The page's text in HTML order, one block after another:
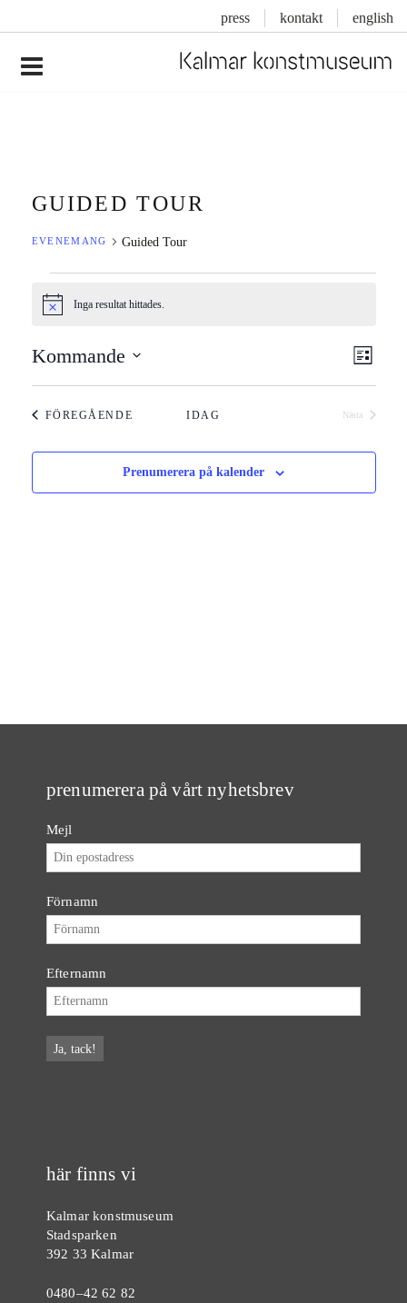
press kontakt english
GUIDED TOUR
EVENEMANG Guided Tour
EVENEMANG
Notis Inga resultat hittades.
VY-
Lista
Kommande
FÖREGÅENDE EVENEMANG
IDAG
Nästa
Prenumerera på kalender
prenumerera på vårt nyhetsbrev
Mejl
Förnamn
Efternamn
här finns vi
Kalmar konstmuseum
Stadsparken
392 33 Kalmar
0480–42 62 82